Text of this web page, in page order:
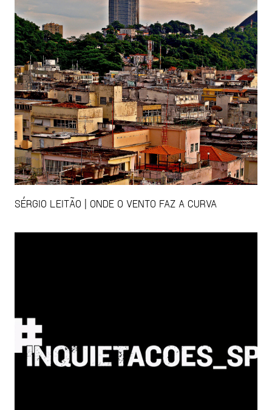
SÉRGIO LEITÃO | ONDE O VENTO FAZ A CURVA